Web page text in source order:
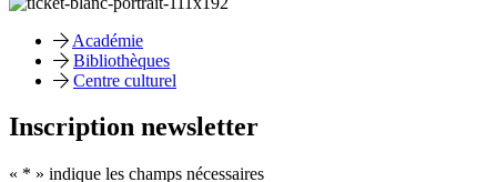
Académie
Bibliothèques
Centre culturel
Inscription newsletter
« * » indique les champs nécessaires